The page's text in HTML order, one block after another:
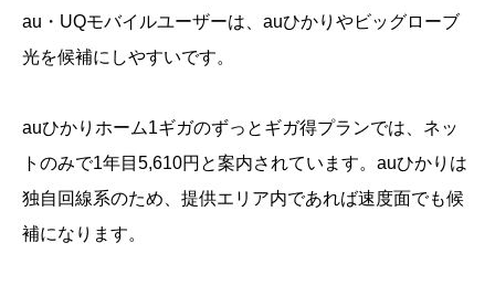
au・UQモバイルユーザーは、auひかりやビッグローブ
光を候補にしやすいです。
auひかりホーム1ギガのずっとギガ得プランでは、ネッ
トのみで1年目5,610円と案内されています。auひかりは
独自回線系のため、提供エリア内であれば速度面でも候
補になります。